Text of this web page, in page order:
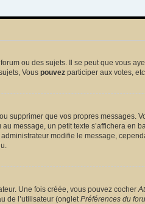
ou des sujets. Il se peut que vous
Vous pouvez participer aux votes,
supprimer que vos propres
message, un petit texte s’affichera en
modifie le message,
Une fois créée, vous pouvez cocher
de l’utilisateur (ongletPréférences du